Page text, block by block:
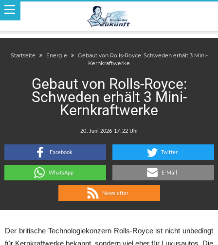
Startseite Energie
Gebaut von Rolls-Royce: Schweden erhält 3 Mini-
Kernkraftwerke
Gebaut von Rolls-Royce:
Schweden erhält 3 Mini-
Kernkraftwerke
:
Facebook Twitter
WhatsApp E-Mail
Newsletter
Der britische Technologiekonzern Rolls-Royce ist nicht unbedingt
für Kernkraftwerke bekannt, sondern viel eher für Luxusautos. Die